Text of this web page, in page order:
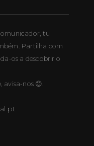
tu
Partilha com
os a descobrir o
avisa-nos 😊.